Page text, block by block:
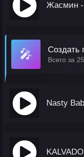
Жасмин
🎤 Создать
Всего за
Nasty